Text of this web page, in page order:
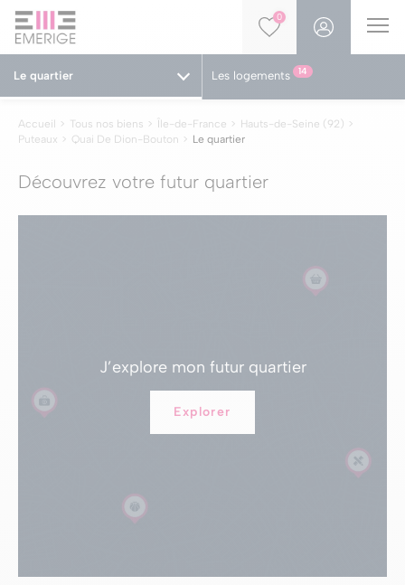
0
Le quartier Les logements 14
Accueil Tous nos biens Île-de-France
Hauts-de-Seine (92)
Puteaux
Quai De Dion-Bouton Le quartier
Découvrez votre futur quartier
J’explore mon futur quartier
Explorer